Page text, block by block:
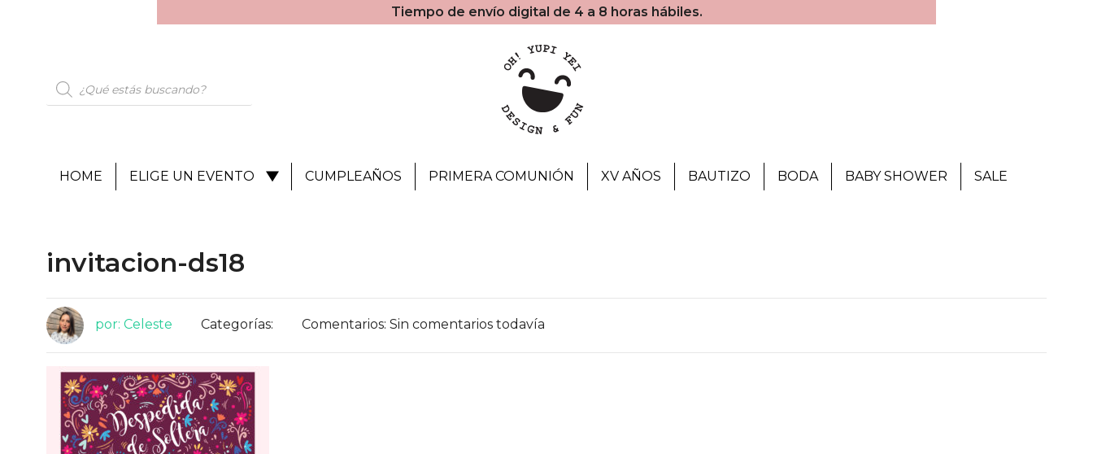
Tiempo de envío digital de 4 a 8 horas hábiles.
HOME ELIGE UN EVENTO CUMPLEAÑOS PRIMERA COMUNIÓN XV AÑOS BAUTIZO BODA BABY SHOWER SALE
invitacion-ds18
por: Celeste Categorías: Comentarios: Sin comentarios todavía